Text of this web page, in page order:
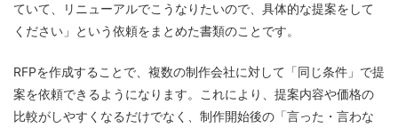
ていて、リニューアルでこうなりたいので、具体的な提案をして
ください」という依頼をまとめた書類のことです。
RFPを作成することで、複数の制作会社に対して「同じ条件」で提
案を依頼できるようになります。これにより、提案内容や価格の
比較がしやすくなるだけでなく、制作開始後の「言った・言わな